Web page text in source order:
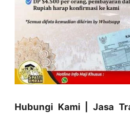
Hubungi Kami | Jasa